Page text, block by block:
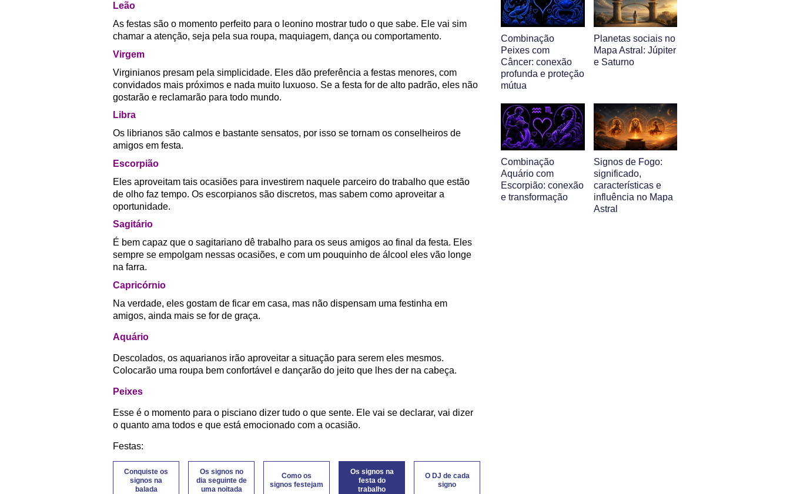
Leão
As festas são o momento perfeito para o leonino mostrar tudo o que sabe. Ele vai sim
chamar a atenção, seja pela sua roupa, maquiagem, dança ou comportamento.
Virgem
Virginianos presam pela simplicidade. Eles dão preferência a festas menores, com
convidados mais próximos e nada muito luxuoso. Se a festa for de alto padrão, eles não
gostarão e reclamarão para todo mundo.
Libra
Os librianos são calmos e bastante sensatos, por isso se tornam os conselheiros de
amigos em festa.
Escorpião
Eles aproveitam tais ocasiões para investirem naquele parceiro do trabalho que estão
de olho faz tempo. Os escorpianos são discretos, mas sabem como aproveitar a
oportunidade.
Sagitário
É bem capaz que o sagitariano dê trabalho para os seus amigos ao final da festa. Eles
sempre se empolgam nessas ocasiões, e com um pouquinho de álcool eles vão longe
na farra.
Capricórnio
Na verdade, eles gostam de ficar em casa, mas não dispensam uma festinha em
amigos, ainda mais se for de graça.
Aquário
Descolados, os aquarianos irão aproveitar a situação para serem eles mesmos.
Colocarão uma roupa bem confortável e dançarão do jeito que lhes der na cabeça.
Peixes
Esse é o momento para o pisciano dizer tudo o que sente. Ele vai se declarar, vai dizer
o quanto ama todos e que está emocionado com a ocasião.
Festas:
Conquiste os
signos na
balada
Os signos no
dia seguinte de
uma noitada
Como os
signos festejam
Os signos na
festa do
trabalho
O DJ de cada
signo
Combinação
Peixes com
Câncer: conexão
profunda e proteção
mútua
Planetas sociais no
Mapa Astral: Júpiter
e Saturno
Combinação
Aquário com
Escorpião: conexão
e transformação
Signos de Fogo:
significado,
características e
influência no Mapa
Astral